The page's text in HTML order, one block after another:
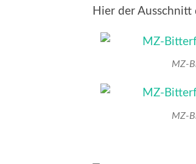
Hier der Ausschnitt
MZ-
MZ-